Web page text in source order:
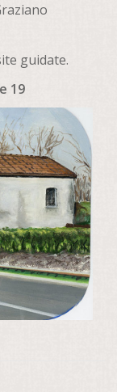
guidate.
19